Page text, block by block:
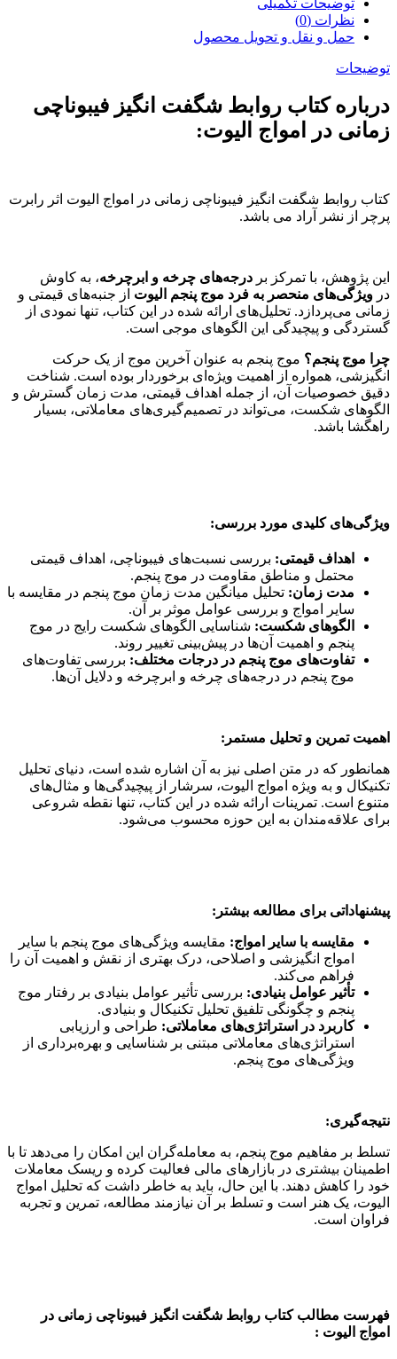
نظرات (0)
حمل و نقل و تحویل محصول
توضیحات
درباره کتاب روابط شگفت انگیز فیبوناچی
زمانی در امواج الیوت:
کتاب روابط شگفت انگیز فیبوناچی زمانی در امواج الیوت اثر رابرت
پرچر از نشر آراد می باشد.
این پژوهش، با تمرکز بر درجه‌های چرخه و ابرچرخه، به کاوش
در ویژگی‌های منحصر به فرد موج پنجم الیوت از جنبه‌های قیمتی و
زمانی می‌پردازد. تحلیل‌های ارائه شده در این کتاب، تنها نمودی از
گستردگی و پیچیدگی این الگوهای موجی است.
چرا موج پنجم؟ موج پنجم به عنوان آخرین موج از یک حرکت
انگیزشی، همواره از اهمیت ویژه‌ای برخوردار بوده است. شناخت
دقیق خصوصیات آن، از جمله اهداف قیمتی، مدت زمان گسترش و
الگوهای شکست، می‌تواند در تصمیم‌گیری‌های معاملاتی، بسیار
راهگشا باشد.
ویژگی‌های کلیدی مورد بررسی:
اهداف قیمتی: بررسی نسبت‌های فیبوناچی، اهداف قیمتی
محتمل و مناطق مقاومت در موج پنجم.
مدت زمان: تحلیل میانگین مدت زمان موج پنجم در مقایسه با
سایر امواج و بررسی عوامل موثر بر آن.
الگوهای شکست: شناسایی الگوهای شکست رایج در موج
پنجم و اهمیت آن‌ها در پیش‌بینی تغییر روند.
تفاوت‌های موج پنجم در درجات مختلف: بررسی تفاوت‌های
موج پنجم در درجه‌های چرخه و ابرچرخه و دلایل آن‌ها.
اهمیت تمرین و تحلیل مستمر:
همانطور که در متن اصلی نیز به آن اشاره شده است، دنیای تحلیل
تکنیکال و به ویژه امواج الیوت، سرشار از پیچیدگی‌ها و مثال‌های
متنوع است. تمرینات ارائه شده در این کتاب، تنها نقطه شروعی
برای علاقه‌مندان به این حوزه محسوب می‌شود.
پیشنهاداتی برای مطالعه بیشتر:
مقایسه با سایر امواج: مقایسه ویژگی‌های موج پنجم با سایر
امواج انگیزشی و اصلاحی، درک بهتری از نقش و اهمیت آن را
فراهم می‌کند.
تأثیر عوامل بنیادی: بررسی تأثیر عوامل بنیادی بر رفتار موج
پنجم و چگونگی تلفیق تحلیل تکنیکال و بنیادی.
کاربرد در استراتژی‌های معاملاتی: طراحی و ارزیابی
استراتژی‌های معاملاتی مبتنی بر شناسایی و بهره‌برداری از
ویژگی‌های موج پنجم.
نتیجه‌گیری:
تسلط بر مفاهیم موج پنجم، به معامله‌گران این امکان را می‌دهد تا با
اطمینان بیشتری در بازارهای مالی فعالیت کرده و ریسک معاملات
خود را کاهش دهند. با این حال، باید به خاطر داشت که تحلیل امواج
الیوت، یک هنر است و تسلط بر آن نیازمند مطالعه، تمرین و تجربه
فراوان است.
فهرست مطالب کتاب روابط شگفت انگیز فیبوناچی زمانی در
امواج الیوت :